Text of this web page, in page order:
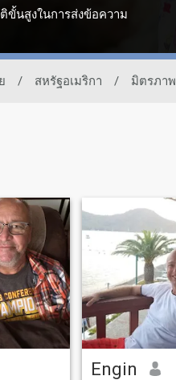
ขั้นสูงในการส่งข้อความ
/ สหรัฐอเมริกา / มิตรภาพ
Engin